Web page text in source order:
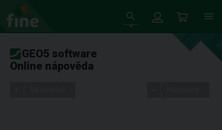
GEO5 software
Online nápověda